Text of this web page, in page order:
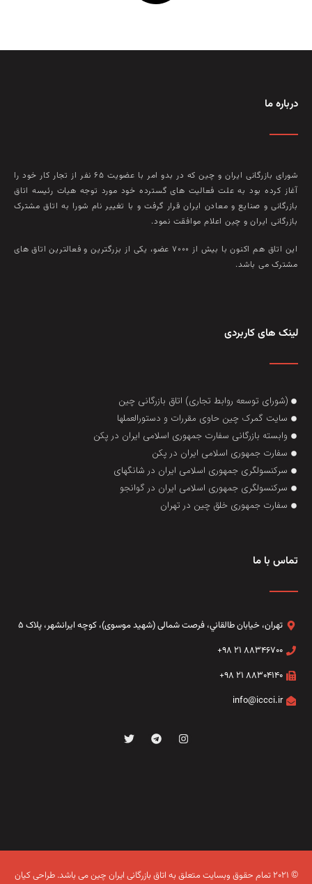
درباره ما
شورای بازرگانی ایران و چین که در بدو امر با عضويت ۶۵ نفر از تجار کار خود را
آغاز کرده بود به علت فعاليت‌ های گسترده خود مورد توجه هيات رئيسه اتاق
بازرگانی و صنايع و معادن ايران قرار گرفت و با تغيير نام شورا به اتاق مشترک
بازرگانی ايران و چين اعلام موافقت نمود.
این اتاق هم‌ اکنون با بيش از ۷۰۰۰ عضو، يکی از بزرگترين و فعالترين اتاق‌ های
مشترک می باشد.
لینک های کاربردی
(شورای توسعه روابط تجاری) اتاق بازرگانی چین
سایت گمرک چین حاوی مقررات و دستورالعملها
وابسته بازرگانی سفارت جمهوری اسلامی ایران در پکن
سفارت جمهوری اسلامی ایران در پکن
سرکنسولگری جمهوری اسلامی ایران در شانگهای
سرکنسولگری جمهوری اسلامی ایران در گوانجو
سفارت جمهوری خلق چین در تهران
تماس با ما
تهران، خيابان طالقاني،‌ فرصت شمالی (شهید موسوی)، کوچه ایرانشهر، پلاک ۵
۸۸۳۴۶۷۰۰ ۲۱ ۹۸+
۸۸۳۰۴۱۴۰ ۲۱ ۹۸+
info@iccci.ir
© ۲۰۲۱ تمام حقوق وبسایت متعلق به اتاق بازرگانی ایران چین می باشد. طراحی کیان